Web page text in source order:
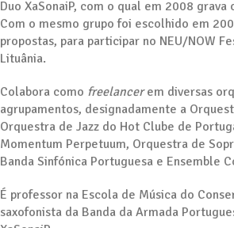
Duo XaSonaiP, com o qual em 2008 grava
Com o mesmo grupo foi escolhido em
propostas, para participar no NEU/NOW
Lituânia.
Colabora como freelancerem diversas
agrupamentos, designadamente a
Orquestra de Jazz do Hot Clube de
Momentum Perpetuum, Orquestra de
Banda Sinfónica Portuguesa e Ensemble
É professor na Escola de Música do
saxofonista da Banda da Armada